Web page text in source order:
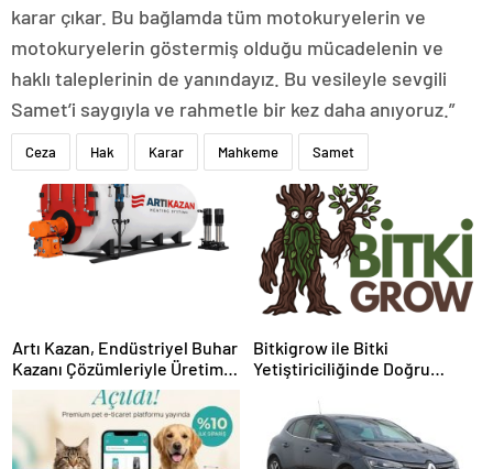
karar çıkar. Bu bağlamda tüm motokuryelerin ve
motokuryelerin göstermiş olduğu mücadelenin ve
haklı taleplerinin de yanındayız. Bu vesileyle sevgili
Samet’i saygıyla ve rahmetle bir kez daha anıyoruz.”
Ceza Hak Karar Mahkeme Samet
Artı Kazan, Endüstriyel Buhar
Kazanı Çözümleriyle Üretim
Tesislerine Verimli Sistemler
Sunuyor
Bitkigrow ile Bitki
Yetiştiriciliğinde Doğru